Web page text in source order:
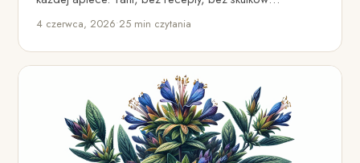
ubocznych. Ludzie go…
4 czerwca, 2026•25 min czytania